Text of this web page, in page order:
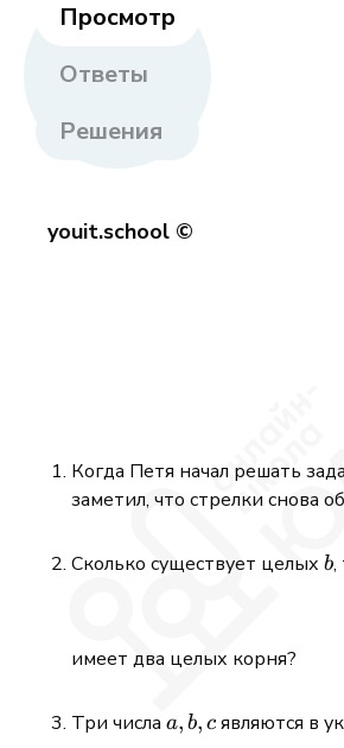
Просмотр
Ответы
Решения
youit.school ©
Когда Петя начал решать
заметил, что стрелки снова
Сколько существует целых b
b,
имеет два целых корня?
Три числа a,b,c
a, b, c являются в